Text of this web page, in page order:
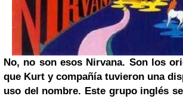
No, no son esos Nirvana. Son los
que Kurt y compañía tuvieron una
uso del nombre. Este grupo inglés